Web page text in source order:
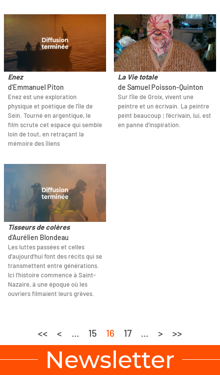
Enez
d'Emmanuel Piton
Enez est une exploration
physique et poétique de l'île de
Sein. Tourné en argentique, le
film scrute cet espace qui semble
loin de tout, en retraçant la
mémoire des îliens
La Vie totale
de Samuel Poisson-Quinton
Sur l'île de Groix, vivent une
peintre et un écrivain. La peintre
peint beaucoup ; l'écrivain, lui, est
en panne d’inspiration.
Tisseurs de colères
d'Aurélien Blondeau
Les luttes passées et celles
d’aujourd’hui font des récits qui se
transmettent entre générations.
Ici l’histoire commence à Saint-
Nazaire, à une époque où les
ouvriers filmaient leurs grèves.
<< < ... 15 16 17 ... > >>
Newsletter